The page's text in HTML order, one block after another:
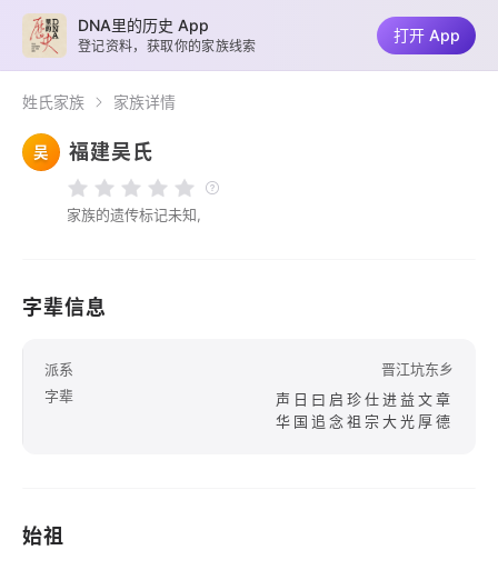
姓氏家族 家族详情
吴 福建吴氏
家族的遗传标记未知,
字辈信息
派系
晋江坑东乡
字辈
声日曰启珍仕进益文章
华国追念祖宗大光厚德
始祖
DNA里的历史 App
登记资料，获取你的家族线索
打开 App